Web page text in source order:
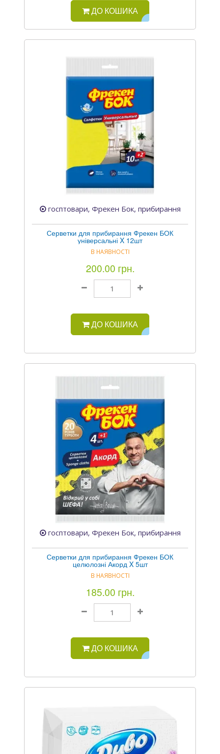
ДО КОШИКА
госптовари, Фрекен Бок, прибирання
Серветки для прибирання Фрекен БОК
універсальні X 12шт
В НАЯВНОСТІ
200.00 грн.
ДО КОШИКА
госптовари, Фрекен Бок, прибирання
Серветки для прибирання Фрекен БОК
целюлозні Акорд X 5шт
В НАЯВНОСТІ
185.00 грн.
ДО КОШИКА